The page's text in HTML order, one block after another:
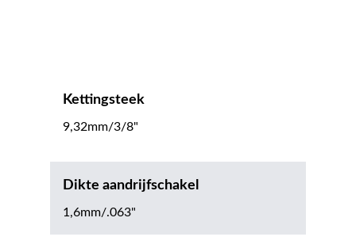
Kettingsteek
9,32mm/3/8"
Dikte aandrijfschakel
1,6mm/.063"